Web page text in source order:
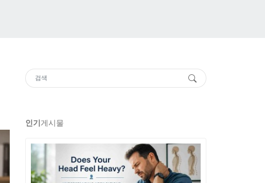
인기 게시물